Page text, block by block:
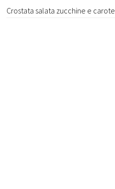
Crostata salata zucchine e carote